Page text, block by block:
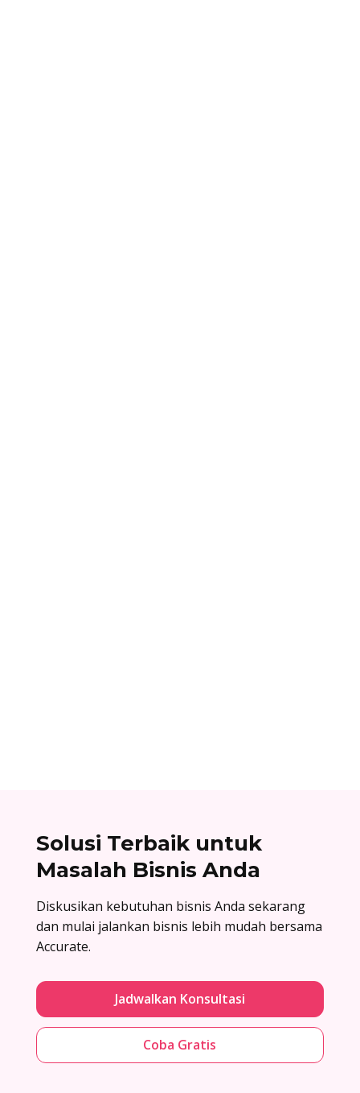
Solusi Terbaik untuk
Masalah Bisnis Anda
Diskusikan kebutuhan bisnis Anda sekarang
dan mulai jalankan bisnis lebih mudah bersama
Accurate.
Jadwalkan Konsultasi
Coba Gratis